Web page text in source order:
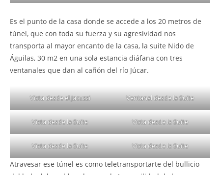
Es el punto de la casa donde se accede a los 20 metros de
túnel, que con toda su fuerza y su agresividad nos
transporta al mayor encanto de la casa, la suite Nido de
Águilas, 30 m2 en una sola estancia diáfana con tres
ventanales que dan al cañón del río Júcar.
Vista desde el Jacuzzi Ventanal desde la Suite
Vista desde la Suite Vista desde la Suite
Vista desde la Suite Vista desde la Suite
Atravesar ese túnel es como teletransportarte del bullicio